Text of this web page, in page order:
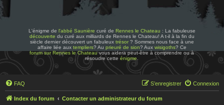
L'énigme de l'abbé Saunière curé de Rennes le Chateau : La fabuleuse
découverte du curé aux milliards de Rennes le Chateau! A t-il à la fin du
siècle dernier découvert un fabuleux trésor? Sommes nous face à une
affaire liée aux templiers? Au prieuré de sion? Aux wisigoths? Ce
forum sur Rennes le Chateauvous aidera peut-être à comprendre ou à
résoudre cetteénigme
FAQ Connexion
S’enregistrer
Index du forum Contacter un administrateur du forum